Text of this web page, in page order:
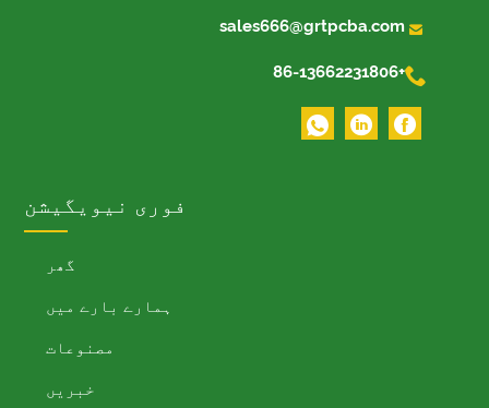
sales666@grtpcba.com
فوری نیویگیشن
ہمارے بارے میں
مصنوعات